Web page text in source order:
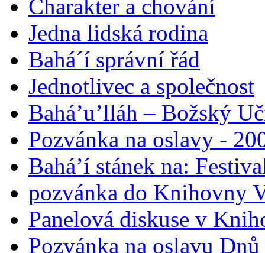
Charakter a chování
Jedna lidská rodina
Bahá´í správní řád
Jednotlivec a společnost
Bahá’u’lláh – Božský
Pozvánka na oslavy -
Bahá’í stánek na:
pozvánka do Knihovny
Panelová diskuse v
Pozvánka na oslavu